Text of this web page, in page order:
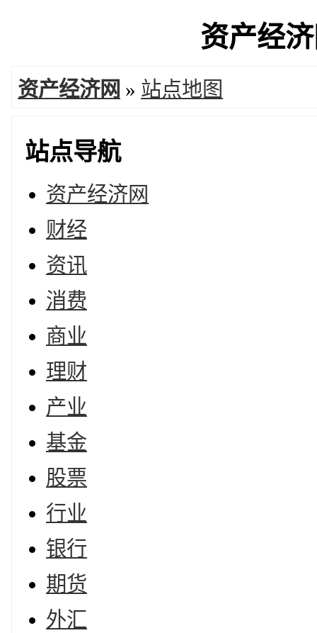
资产经
资产经济网 » 站点地图
站点导航
资产经济网
财经
资讯
消费
商业
理财
产业
基金
股票
行业
银行
期货
外汇